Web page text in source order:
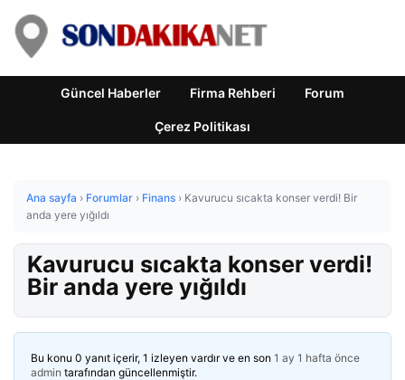
Güncel Haberler Firma Rehberi Forum
Çerez Politikası
Ana sayfa › Forumlar › Finans › Kavurucu sıcakta konser verdi! Bir
anda yere yığıldı
Kavurucu sıcakta konser verdi!
Bir anda yere yığıldı
Bu konu 0 yanıt içerir, 1 izleyen vardır ve en son 1 ay 1 hafta önce
admin tarafından güncellenmiştir.